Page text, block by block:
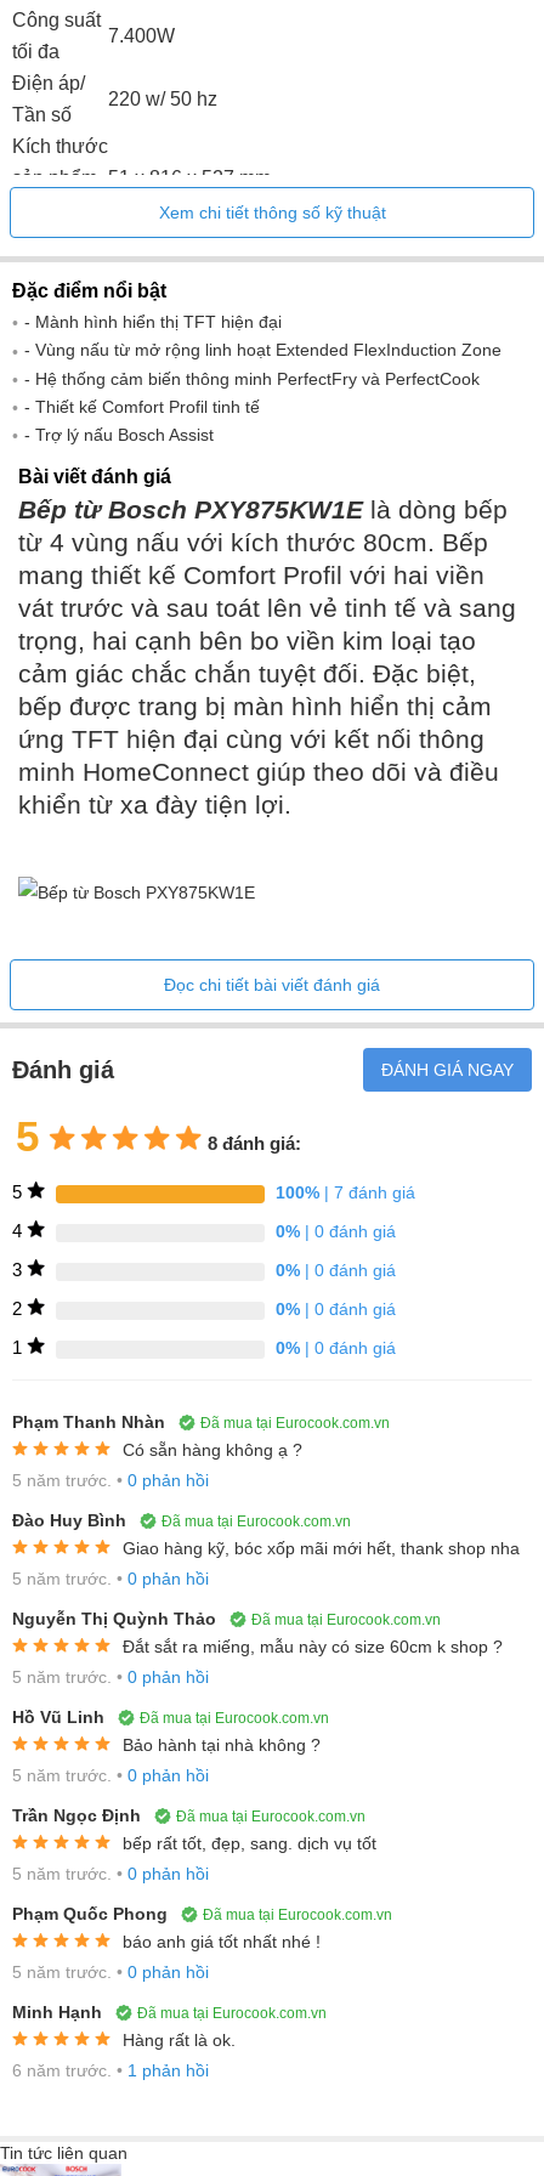
Công suất
tối đa
7.400W
Điện áp/
Tần số
220 w/ 50 hz
Kích thước
sản phẩm
51 x 816 x 527 mm
Kích thước
(CxRxD)
17,6 kg
Tính năng
sản phẩm
Điều khiển nhiệt độ: 17 mức năng lượng 5 mức
nhiệt độ Bếp có chức năng Booster siêu nhanh 4
Xem chi tiết thông số kỹ thuật
Đặc điểm nổi bật
- Mành hình hiển thị TFT hiện đại
- Vùng nấu từ mở rộng linh hoạt Extended FlexInduction Zone
- Hệ thống cảm biến thông minh PerfectFry và PerfectCook
- Thiết kế Comfort Profil tinh tế
- Trợ lý nấu Bosch Assist
Bài viết đánh giá
Bếp từ Bosch PXY875KW1Elà dòng bếp
từ 4 vùng nấu với kích thước 80cm. Bếp
mang thiết kế Comfort Profil với hai viền
vát trước và sau toát lên vẻ tinh tế và sang
trọng, hai cạnh bên bo viền kim loại tạo
cảm giác chắc chắn tuyệt đối. Đặc biệt,
bếp được trang bị màn hình hiển thị cảm
ứng TFT hiện đại cùng với kết nối thông
minh HomeConnect giúp theo dõi và điều
khiển từ xa đày tiện lợi.
Đặc điểm nổi bật của Bếp từ
bosch PXY875KW1E
Màn hình cảm ứng TFT: Văn bản và hình ảnh rõ
ràng cho phép thao tác đơn giản với màn hình
cảm ứng tích hợp hiện đại giúp dễ dàng điều
Bạn sẽ luôn có toàn bộ tổng quan và toàn quyền kiểm soát tất cả
ràng, sống động và lời nhắc hữu ích chỉ cần hướng dẫn bạn qua
từng bước khi bạn điều hướng các tùy chọn khác nhau mà bếp
Thiết kế Comfort Profil tinh tế, sang trọng
Bếp từ 4 vùng nấu Bosch PXY875KW1E có tông màu đen nổi bật,
sạch sẽ kết hợp cùng thiết kế Comfort Profil toát lên vẻ sang
trọng đậm phong cách Châu Âu. Theo đó, 2 viền trước và sau
của bếp thiết kế vát đầy tinh tế, 2 cạnh sau bo viền kim loại tạo
tạo nên sựu chắc chắn.
Mặt kính bền bỉ SCHOTT CERAN
Mặt kính bếp được là mặt kính gốm “SCHOTT CERAN” cao cấp
siêu chịu lực và chịu nhiệt tốt nhất thế giới. Bếp có thể chịu được
trường, an toàn cho người sử dụng.
Đọc chi tiết bài viết đánh giá
Đánh giá ĐÁNH GIÁ NGAY
5 8 đánh giá:
5 100%| 7 đánh giá
4 0%| 0 đánh giá
3 0%| 0 đánh giá
2 0%| 0 đánh giá
1 0%| 0 đánh giá
Phạm Thanh Nhàn Đã mua tại Eurocook.com.vn
Có sẵn hàng không ạ ?
5 năm trước. • 0 phản hồi
Đào Huy Bình Đã mua tại Eurocook.com.vn
Giao hàng kỹ, bóc xốp mãi mới hết, thank shop nha
5 năm trước. • 0 phản hồi
Nguyễn Thị Quỳnh Thảo Đã mua tại Eurocook.com.vn
Đắt sắt ra miếng, mẫu này có size 60cm k shop ?
5 năm trước. • 0 phản hồi
Hồ Vũ Linh Đã mua tại Eurocook.com.vn
Bảo hành tại nhà không ?
5 năm trước. • 0 phản hồi
Trần Ngọc Định Đã mua tại Eurocook.com.vn
bếp rất tốt, đẹp, sang. dịch vụ tốt
5 năm trước. • 0 phản hồi
Phạm Quốc Phong Đã mua tại Eurocook.com.vn
báo anh giá tốt nhất nhé !
5 năm trước. • 0 phản hồi
Minh Hạnh Đã mua tại Eurocook.com.vn
Hàng rất là ok.
6 năm trước. • 1 phản hồi
Tin tức liên quan